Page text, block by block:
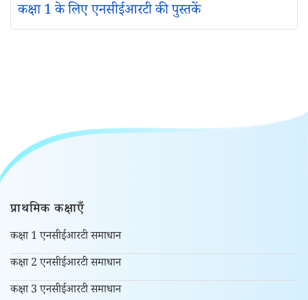
कक्षा 1 के लिए एनसीईआरटी की पुस्तकें
प्राथमिक कक्षाएँ
कक्षा 1 एनसीईआरटी समाधान
कक्षा 2 एनसीईआरटी समाधान
कक्षा 3 एनसीईआरटी समाधान